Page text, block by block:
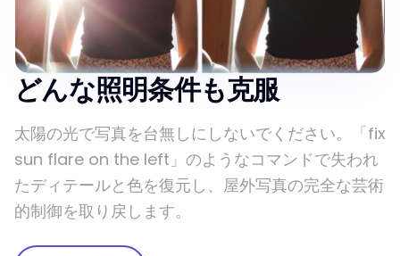
どんな照明条件も克服
太陽の光で写真を台無しにしないでください。「fix
sun flare on the left」のようなコマンドで失われ
たディテールと色を復元し、屋外写真の完全な芸術
的制御を取り戻します。